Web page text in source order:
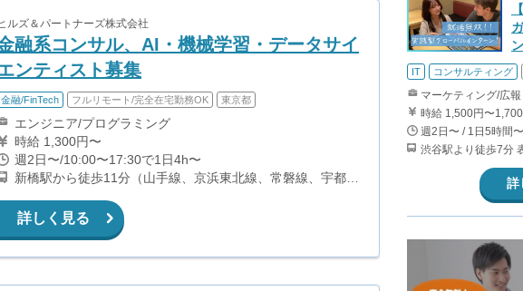
ルズ＆パートナーズ株式会社
融系コンサル、AI・機械学習・データサイ
ンティスト募集
金融/FinTech フルリモート/完全在宅勤務OK 東京都
エンジニア/プログラミング
時給 1,300円〜
週2日〜/10:00〜17:30で1日4h〜
新橋駅から徒歩11分（山手線、京浜東北線、常磐線、宇都宮
門ヒルズ駅から徒歩5分（日比谷線） 内幸町駅から徒歩7分
（都営三田線）
詳しく見る
IT コンサルティング
マーケティング/広報
時給 1,500円〜
週2日〜 / 1日5時間〜
渋谷駅より徒歩7分
詳